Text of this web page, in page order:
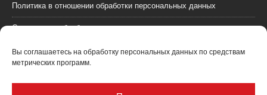
Вы соглашаетесь на обработку персональных данных по средствам
метрических программ.
Политика в отношении обработки персональных данных
Согласие на обработку персональных данных
Пользовательское соглашение (оферта)